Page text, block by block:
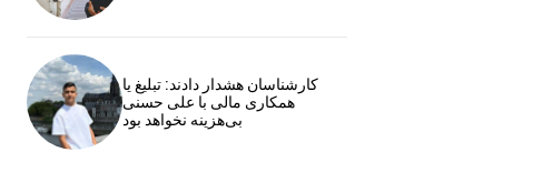
کارشناسان هشدار دادند: تبلیغ یا
همکاری مالی با علی حسنی
بی‌هزینه نخواهد بود